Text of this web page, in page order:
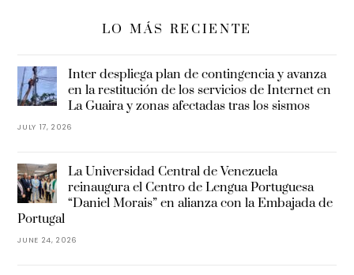
LO MÁS RECIENTE
Inter despliega plan de contingencia y avanza
en la restitución de los servicios de Internet en
La Guaira y zonas afectadas tras los sismos
JULY 17, 2026
La Universidad Central de Venezuela
reinaugura el Centro de Lengua Portuguesa
“Daniel Morais” en alianza con la Embajada de
Portugal
JUNE 24, 2026